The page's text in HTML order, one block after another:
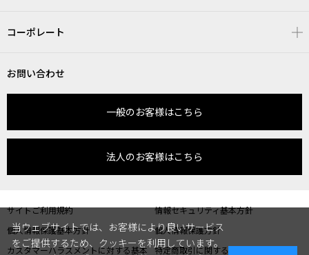
コーポレート
お問い合わせ
一般のお客様はこちら
法人のお客様はこちら
サイトご利用規約
情報セキュリティ基本方針
個人情報保護基本方針
個人情報保護方針
カスタマーハラスメントに対する基本
特定商取引に関する表記
当ウェブサイトでは、お客様により良いサービス
をご提供するため、クッキーを利用しています。